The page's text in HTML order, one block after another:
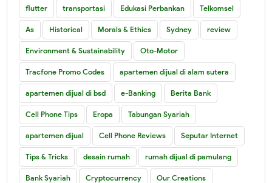
flutter transportasi Edukasi Perbankan Telkomsel
As Historical Morals & Ethics Sydney review
Environment & Sustainability Oto-Motor
Tracfone Promo Codes apartemen dijual di alam sutera
apartemen dijual di bsd e-Banking Berita Bank
Cell Phone Tips Eropa Tabungan Syariah
apartemen dijual Cell Phone Reviews Seputar Internet
Tips & Tricks desain rumah rumah dijual di pamulang
Bank Syariah Cryptocurrency Our Creations